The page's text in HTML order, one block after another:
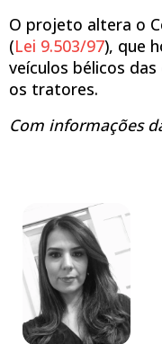
O projeto altera o
(Lei 9.503/97), que
veículos bélicos
os tratores.
Com informações